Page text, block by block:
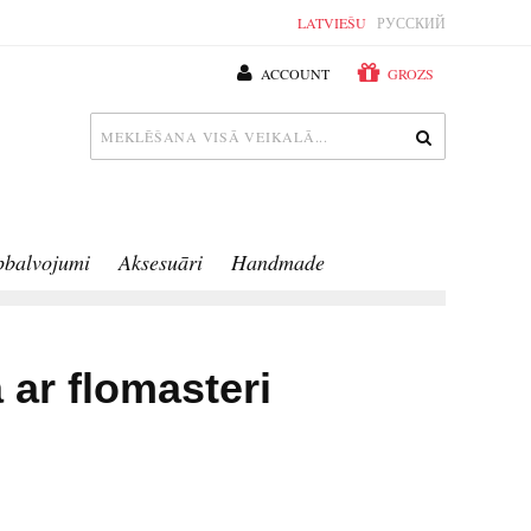
LATVIEŠU РУССКИЙ
ACCOUNT GROZS
Aksesuāri Handmade
ar flomasteri